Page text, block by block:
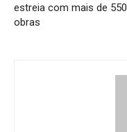
estreia com mais de 550
obras